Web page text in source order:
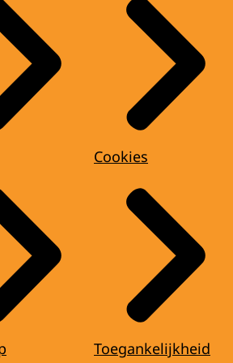
Cookies
Toegankelijkheid